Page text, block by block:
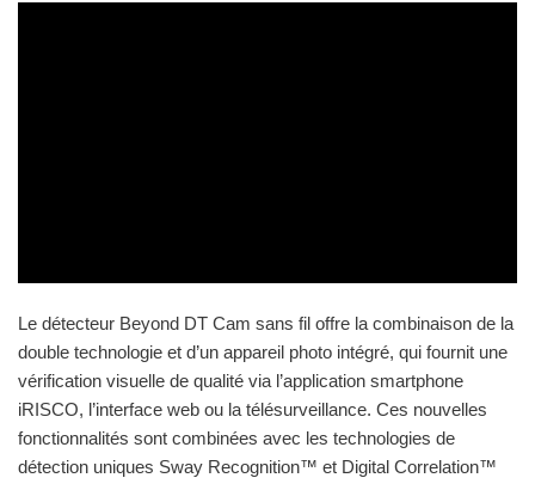
Le détecteur Beyond DT Cam sans fil offre la combinaison de la
double technologie et d’un appareil photo intégré, qui fournit une
vérification visuelle de qualité via l’application smartphone
iRISCO, l’interface web ou la télésurveillance. Ces nouvelles
fonctionnalités sont combinées avec les technologies de
détection uniques Sway Recognition™ et Digital Correlation™